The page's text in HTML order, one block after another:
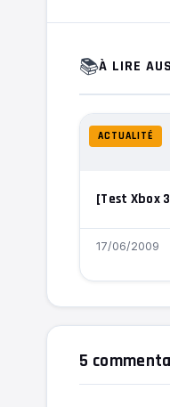
📚À LIRE
ACTUALITÉ
[Test Xbox
17/06/2009
5